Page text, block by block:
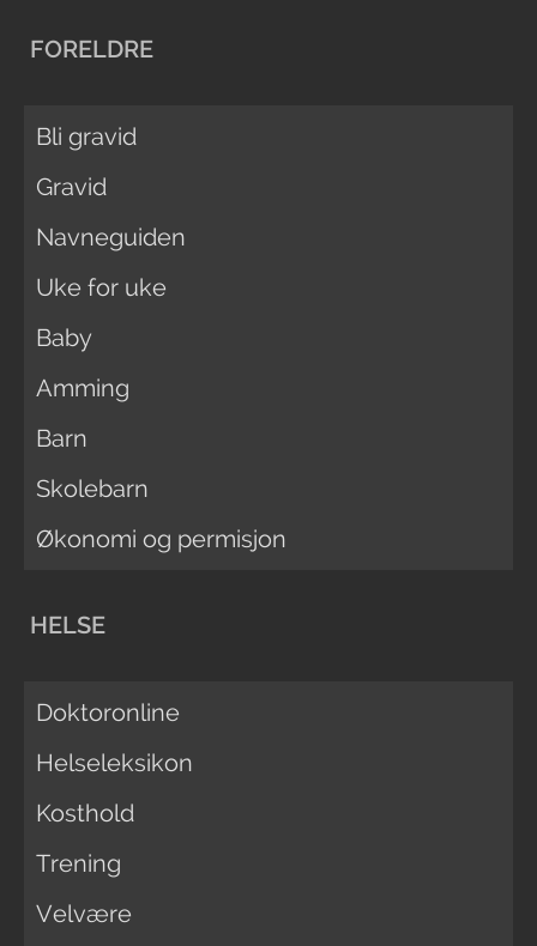
FORELDRE
Bli gravid
Gravid
Navneguiden
Uke for uke
Baby
Amming
Barn
Skolebarn
Økonomi og permisjon
HELSE
Doktoronline
Helseleksikon
Kosthold
Trening
Velvære